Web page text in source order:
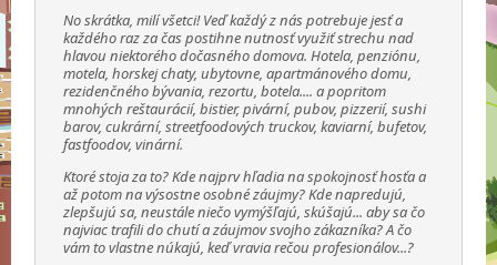
No skrátka, milí všetci! Veď každý z nás potrebuje jesť a
každého raz za čas postihne nutnosť využiť strechu nad
hlavou niektorého dočasného domova. Hotela, penziónu,
motela, horskej chaty, ubytovne, apartmánového domu,
rezidenčného bývania, rezortu, botela.... a popritom
mnohých reštaurácií, bistier, pivární, pubov, pizzerií, sushi
barov, cukrární, streetfoodových truckov, kaviarní, bufetov,
fastfoodov, vinární.
Ktoré stoja za to? Kde najprv hľadia na spokojnosť hosťa a
až potom na výsostne osobné záujmy? Kde napredujú,
zlepšujú sa, neustále niečo vymýšľajú, skúšajú... aby sa čo
najviac trafili do chutí a záujmov svojho zákazníka? A čo
vám to vlastne núkajú, keď vravia rečou profesionálov...?